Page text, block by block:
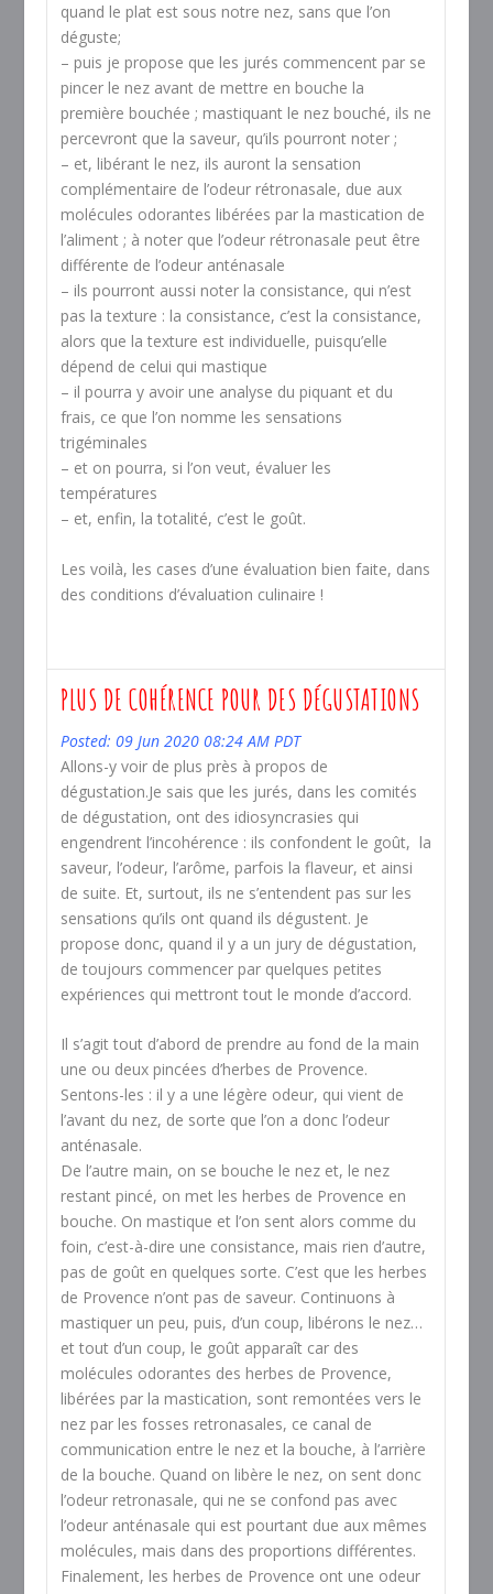
quand le plat est sous notre nez, sans que l’on
déguste;
– puis je propose que les jurés commencent par se
pincer le nez avant de mettre en bouche la
première bouchée ; mastiquant le nez bouché, ils ne
percevront que la saveur, qu’ils pourront noter ;
– et, libérant le nez, ils auront la sensation
complémentaire de l’odeur rétronasale, due aux
molécules odorantes libérées par la mastication de
l’aliment ; à noter que l’odeur rétronasale peut être
différente de l’odeur anténasale
– ils pourront aussi noter la consistance, qui n’est
pas la texture : la consistance, c’est la consistance,
alors que la texture est individuelle, puisqu’elle
dépend de celui qui mastique
– il pourra y avoir une analyse du piquant et du
frais, ce que l’on nomme les sensations
trigéminales
– et on pourra, si l’on veut, évaluer les
températures
– et, enfin, la totalité, c’est le goût.
Les voilà, les cases d’une évaluation bien faite, dans
des conditions d’évaluation culinaire !
PLUS DE COHÉRENCE POUR DES DÉGUSTATIONS
Posted: 09 Jun 2020 08:24 AM PDT
Allons-y voir de plus près à propos de
dégustation.Je sais que les jurés, dans les comités
de dégustation, ont des idiosyncrasies qui
engendrent l’incohérence : ils confondent le goût, la
saveur, l’odeur, l’arôme, parfois la flaveur, et ainsi
de suite. Et, surtout, ils ne s’entendent pas sur les
sensations qu’ils ont quand ils dégustent. Je
propose donc, quand il y a un jury de dégustation,
de toujours commencer par quelques petites
expériences qui mettront tout le monde d’accord.
Il s’agit tout d’abord de prendre au fond de la main
une ou deux pincées d’herbes de Provence.
Sentons-les : il y a une légère odeur, qui vient de
l’avant du nez, de sorte que l’on a donc l’odeur
anténasale.
De l’autre main, on se bouche le nez et, le nez
restant pincé, on met les herbes de Provence en
bouche. On mastique et l’on sent alors comme du
foin, c’est-à-dire une consistance, mais rien d’autre,
pas de goût en quelques sorte. C’est que les herbes
de Provence n’ont pas de saveur. Continuons à
mastiquer un peu, puis, d’un coup, libérons le nez…
et tout d’un coup, le goût apparaît car des
molécules odorantes des herbes de Provence,
libérées par la mastication, sont remontées vers le
nez par les fosses retronasales, ce canal de
communication entre le nez et la bouche, à l’arrière
de la bouche. Quand on libère le nez, on sent donc
l’odeur retronasale, qui ne se confond pas avec
l’odeur anténasale qui est pourtant due aux mêmes
molécules, mais dans des proportions différentes.
Finalement, les herbes de Provence ont une odeur